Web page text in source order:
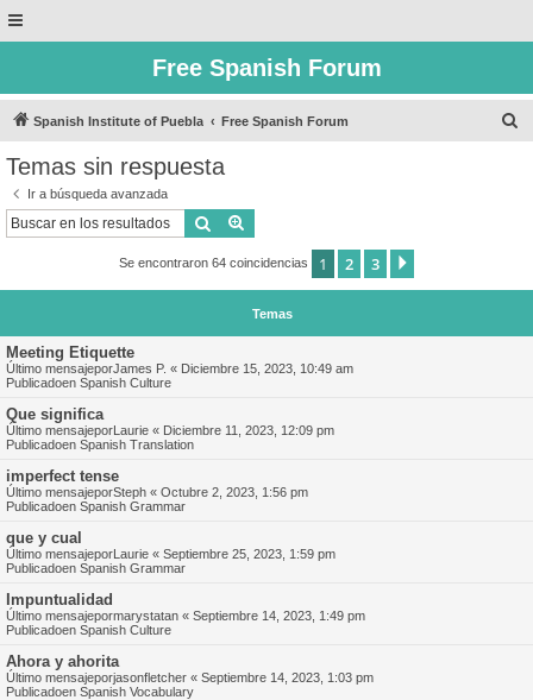
Free Spanish Forum
Spanish Institute of Puebla Free Spanish Forum
Temas sin respuesta
Ir a búsqueda avanzada
Buscar
Se encontraron 64 coincidencias 1 2 3
Temas
Meeting Etiquette
Último mensajeporJames P. « Diciembre 15, 2023, 10:49 am
Publicadoen Spanish Culture
Que significa
Último mensajeporLaurie « Diciembre 11, 2023, 12:09 pm
Publicadoen Spanish Translation
imperfect tense
Último mensajeporSteph « Octubre 2, 2023, 1:56 pm
Publicadoen Spanish Grammar
que y cual
Último mensajeporLaurie « Septiembre 25, 2023, 1:59 pm
Publicadoen Spanish Grammar
Impuntualidad
Último mensajepormarystatan « Septiembre 14, 2023, 1:49 pm
Publicadoen Spanish Culture
Ahora y ahorita
Último mensajeporjasonfletcher « Septiembre 14, 2023, 1:03 pm
Publicadoen Spanish Vocabulary